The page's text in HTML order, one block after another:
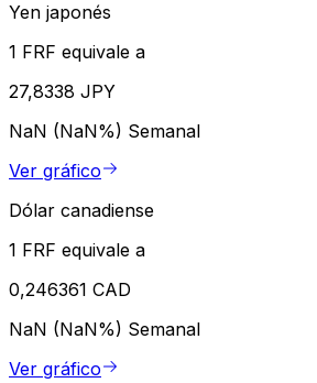
Yen japonés
1 FRF equivale a
27,8338 JPY
NaN (NaN%) Semanal
Ver gráfico
Dólar canadiense
1 FRF equivale a
0,246361 CAD
NaN (NaN%) Semanal
Ver gráfico